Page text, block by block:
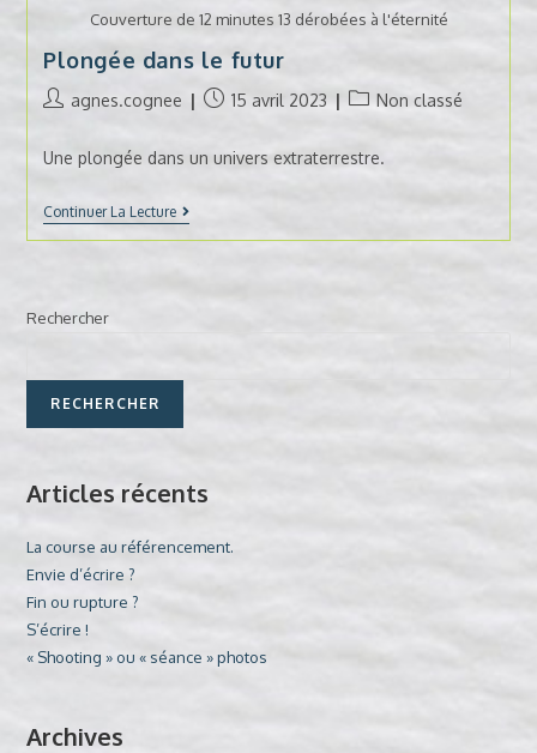
Couverture de 12 minutes 13 dérobées à l'éternité
Plongée dans le futur
Auteur/autrice
la
publication :
agnes.cognee
Publication
15 avril 2023
PostNon classé
Une plongée dans un univers extraterrestre.
Continuer La LecturePlongée
Dans
Rechercher
RECHERCHER
Articles récents
La course au référencement.
Envie d’écrire ?
Fin ou rupture ?
S’écrire !
« Shooting » ou « séance » photos
Archives